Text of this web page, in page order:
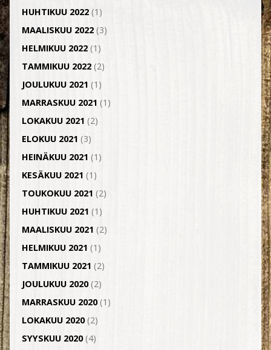
HUHTIKUU 2022(1)
MAALISKUU 2022(3)
HELMIKUU 2022(1)
TAMMIKUU 2022(2)
JOULUKUU 2021 (1)
MARRASKUU 2021 (1)
LOKAKUU 2021 (2)
ELOKUU 2021 (3)
HEINÄKUU 2021 (1)
KESÄKUU 2021 (1)
TOUKOKUU 2021 (2)
HUHTIKUU 2021 (1)
MAALISKUU 2021 (2)
HELMIKUU 2021 (1)
TAMMIKUU 2021 (2)
JOULUKUU 2020(2)
MARRASKUU 2020(1)
LOKAKUU 2020(2)
SYYSKUU 2020(4)